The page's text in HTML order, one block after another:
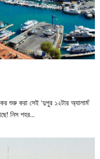
শুরু করা সেই ‘দুপুর ১২টার অ্যালার্ম’
নিস শহর...